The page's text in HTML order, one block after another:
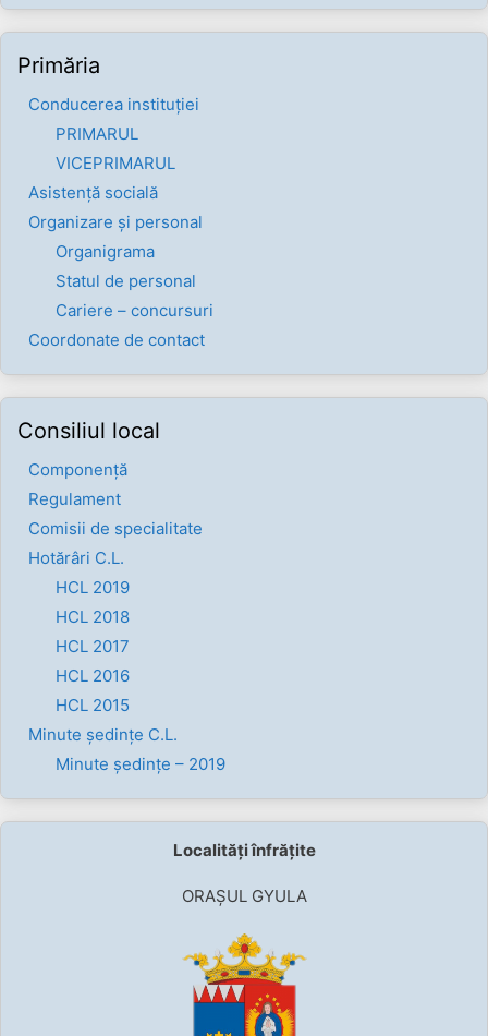
Primăria
Conducerea instituției
PRIMARUL
VICEPRIMARUL
Asistență socială
Organizare și personal
Organigrama
Statul de personal
Cariere – concursuri
Coordonate de contact
Consiliul local
Componenţă
Regulament
Comisii de specialitate
Hotărâri C.L.
HCL 2019
HCL 2018
HCL 2017
HCL 2016
HCL 2015
Minute ședințe C.L.
Minute ședințe – 2019
Localități înfrățite
ORAȘUL GYULA